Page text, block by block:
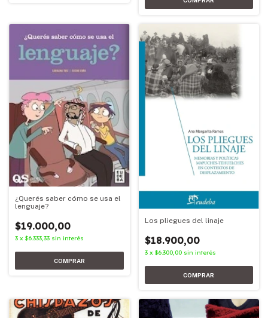
¿Querés saber cómo se usa el
lenguaje?
$19.000,00
3 x $6.333,33 sin interés
Los pliegues del linaje
$18.900,00
3 x $6.300,00 sin interés